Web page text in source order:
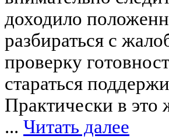
доходило
разбираться с
проверку
стараться
Практически в
... Читать далее